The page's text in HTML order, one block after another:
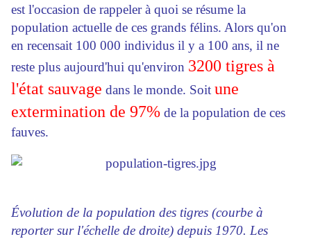
est l'occasion de rappeler à quoi se résume la
population actuelle de ces grands félins. Alors qu'on
en recensait 100 000 individus il y a 100 ans, il ne
reste plus aujourd'hui qu'environ 3200 tigres à
l'état sauvage dans le monde. Soit une
extermination de 97% de la population de ces
fauves.
Évolution de la population des tigres (courbe à
reporter sur l'échelle de droite) depuis 1970. Les